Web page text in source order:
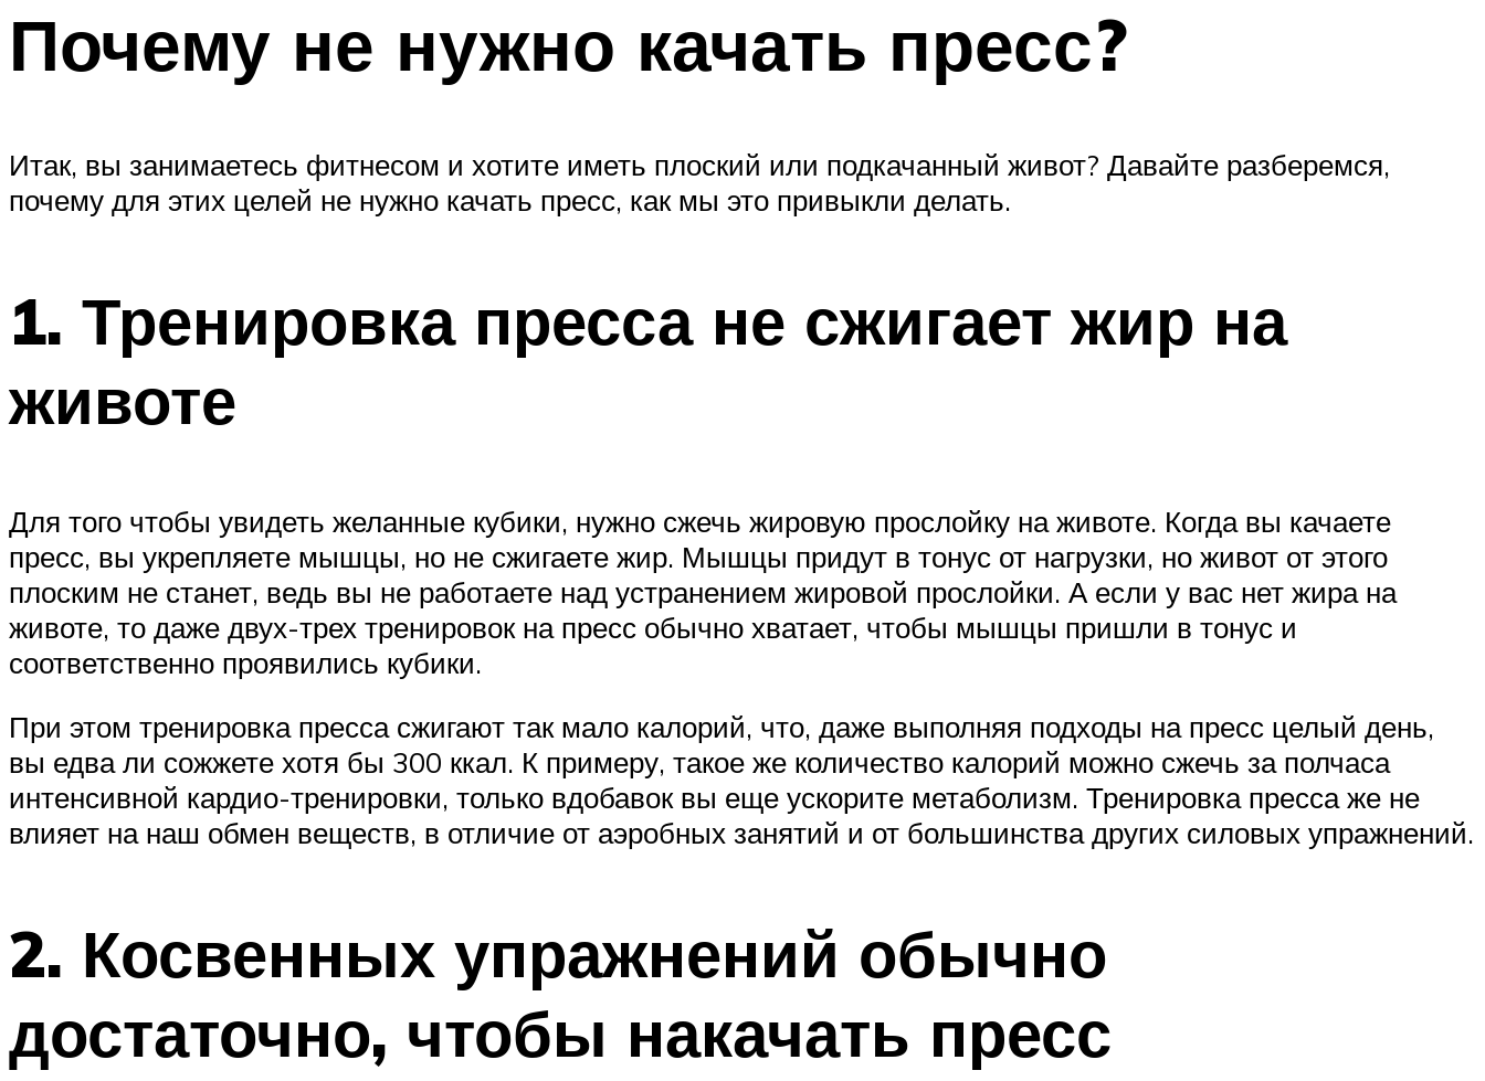
Почему не нужно качать пресс?
Итак, вы занимаетесь фитнесом и хотите иметь плоский или подкачанный живот? Давайте разберемся,
почему для этих целей не нужно качать пресс, как мы это привыкли делать.
1. Тренировка пресса не сжигает жир на
животе
Для того чтобы увидеть желанные кубики, нужно сжечь жировую прослойку на животе. Когда вы качаете
пресс, вы укрепляете мышцы, но не сжигаете жир. Мышцы придут в тонус от нагрузки, но живот от этого
плоским не станет, ведь вы не работаете над устранением жировой прослойки. А если у вас нет жира на
животе, то даже двух-трех тренировок на пресс обычно хватает, чтобы мышцы пришли в тонус и
соответственно проявились кубики.
При этом тренировка пресса сжигают так мало калорий, что, даже выполняя подходы на пресс целый день,
вы едва ли сожжете хотя бы 300 ккал. К примеру, такое же количество калорий можно сжечь за полчаса
интенсивной кардио-тренировки, только вдобавок вы еще ускорите метаболизм. Тренировка пресса же не
влияет на наш обмен веществ, в отличие от аэробных занятий и от большинства других силовых упражнений.
2. Косвенных упражнений обычно
достаточно, чтобы накачать пресс